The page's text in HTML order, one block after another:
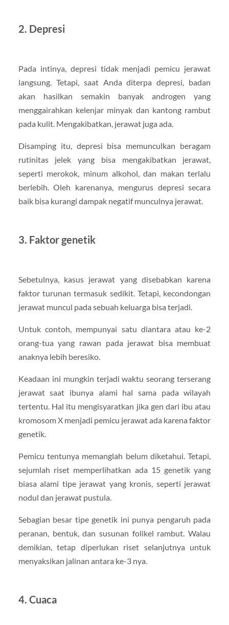
2. Depresi
Pada intinya, depresi tidak menjadi pemicu jerawat
langsung. Tetapi, saat Anda diterpa depresi, badan
akan hasilkan semakin banyak androgen yang
menggairahkan kelenjar minyak dan kantong rambut
pada kulit. Mengakibatkan, jerawat juga ada.
Disamping itu, depresi bisa memunculkan beragam
rutinitas jelek yang bisa mengakibatkan jerawat,
seperti merokok, minum alkohol, dan makan terlalu
berlebih. Oleh karenanya, mengurus depresi secara
baik bisa kurangi dampak negatif munculnya jerawat.
3. Faktor genetik
Sebetulnya, kasus jerawat yang disebabkan karena
faktor turunan termasuk sedikit. Tetapi, kecondongan
jerawat muncul pada sebuah keluarga bisa terjadi.
Untuk contoh, mempunyai satu diantara atau ke-2
orang-tua yang rawan pada jerawat bisa membuat
anaknya lebih beresiko.
Keadaan ini mungkin terjadi waktu seorang terserang
jerawat saat ibunya alami hal sama pada wilayah
tertentu. Hal itu mengisyaratkan jika gen dari ibu atau
kromosom X menjadi pemicu jerawat ada karena faktor
genetik.
Pemicu tentunya memanglah belum diketahui. Tetapi,
sejumlah riset memperlihatkan ada 15 genetik yang
biasa alami tipe jerawat yang kronis, seperti jerawat
nodul dan jerawat pustula.
Sebagian besar tipe genetik ini punya pengaruh pada
peranan, bentuk, dan susunan folikel rambut. Walau
demikian, tetap diperlukan riset selanjutnya untuk
menyaksikan jalinan antara ke-3 nya.
4. Cuaca